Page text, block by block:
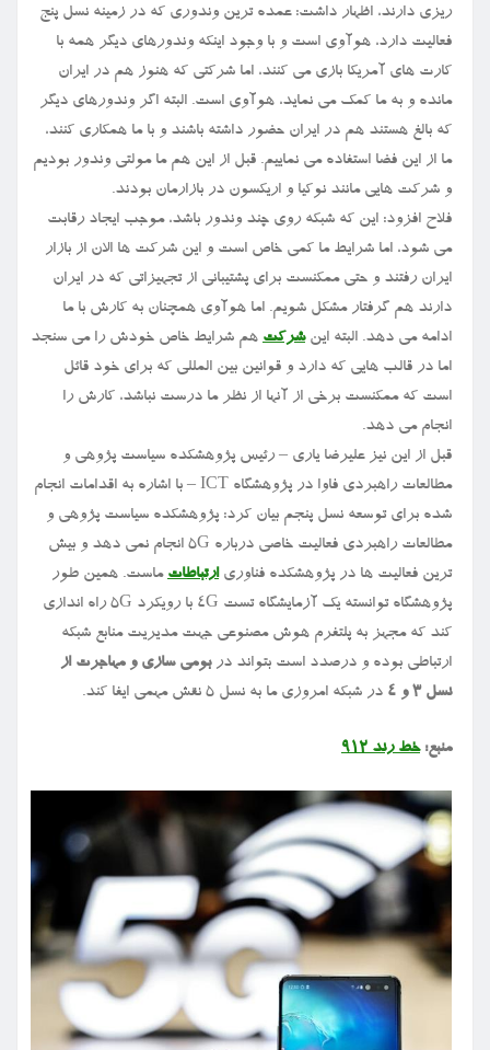
ریزی دارند، اظهار داشت: عمده ترین وندوری که در زمینه نسل پنج
فعالیت دارد، هوآوی است و با وجود اینکه وندورهای دیگر همه با
کارت های آمریکا بازی می کنند، اما شرکتی که هنوز هم در ایران
مانده و به ما کمک می نماید، هوآوی است. البته اگر وندورهای دیگر
که بالغ هستند هم در ایران حضور داشته باشند و با ما همکاری کنند،
ما از این فضا استفاده می نماییم. قبل از این هم ما مولتی وندور بودیم
و شرکت هایی مانند نوکیا و اریکسون در بازارمان بودند.
فلاح افزود: این که شبکه روی چند وندور باشد، موجب ایجاد رقابت
می شود، اما شرایط ما کمی خاص است و این شرکت ها الان از بازار
ایران رفتند و حتی ممکنست برای پشتیبانی از تجهیزاتی که در ایران
دارند هم گرفتار مشکل شویم. اما هوآوی همچنان به کارش با ما
ادامه می دهد. البته اینشرکت هم شرایط خاص خودش را می سنجد
اما در قالب هایی که دارد و قوانین بین المللی که برای خود قائل
است که ممکنست برخی از آنها از نظر ما درست نباشد، کارش را
انجام می دهد.
قبل از این نیز علیرضا یاری – رئیس پژوهشکده سیاست پژوهی و
مطالعات راهبردی فاوا در پژوهشگاه ICT – با اشاره به اقدامات انجام
شده برای توسعه نسل پنجم بیان کرد: پژوهشکده سیاست پژوهی و
مطالعات راهبردی فعالیت خاصی درباره ۵G انجام نمی دهد و بیش
ترین فعالیت ها در پژوهشکده فناوریارتباطاتماست. همین طور
پژوهشگاه توانسته یک آزمایشگاه تست ۴G با رویکرد ۵G راه اندازی
کند که مجهز به پلتفرم هوش مصنوعی جهت مدیریت منابع شبکه
ارتباطی بوده و درصدد است بتواند دربومی سازی و مهاجرت از
نسل ۳ و ۴
در شبکه امروزی ما به نسل ۵ نقش مهمی ایفا کند.
منبع:خط رند ۹۱۲